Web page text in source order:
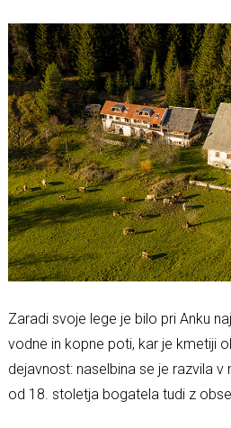
Zaradi svoje lege je bilo pri Anku
vodne in kopne poti, kar je kmetiji
dejavnost: naselbina se je razvila
od 18. stoletja bogatela tudi z